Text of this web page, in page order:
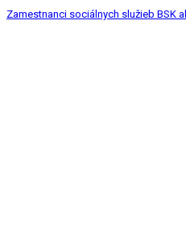
Zamestnanci sociálnych služieb BSK